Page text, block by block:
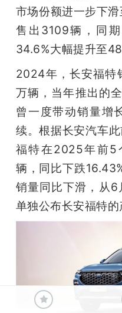
市场份额进一步下
售出3109辆，同
34.6%大幅提升至
2024年，长安福特
万辆，当年推出的
曾一度带动销量增
续。根据长安汽车
福特在2025年前5
辆，同比下跌
销量同比下滑，从
单独公布长安福特的